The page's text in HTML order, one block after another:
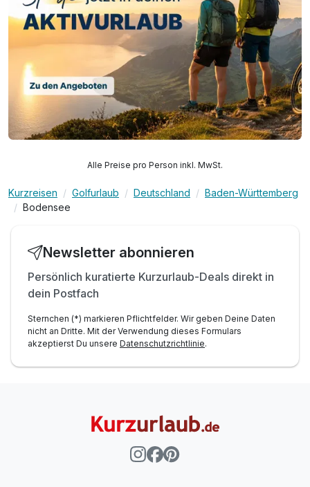
Alle Preise pro Person inkl. MwSt.
Kurzreisen Golfurlaub Deutschland
Baden-Württemberg
Bodensee
Newsletter abonnieren
Persönlich kuratierte Kurzurlaub-Deals direkt in
dein Postfach
Sternchen (*) markieren Pflichtfelder. Wir geben Deine Daten
nicht an Dritte. Mit der Verwendung dieses Formulars
akzeptierst Du unsere Datenschutzrichtlinie.